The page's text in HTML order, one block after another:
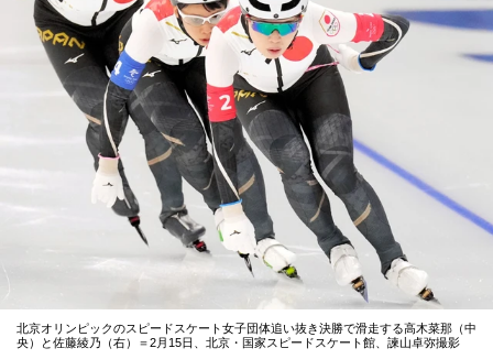
北京オリンピックのスピードスケート女子団体追い抜き決勝で滑走する高木菜那（中
央）と佐藤綾乃（右）＝2月15日、北京・国家スピードスケート館、諫山卓弥撮影